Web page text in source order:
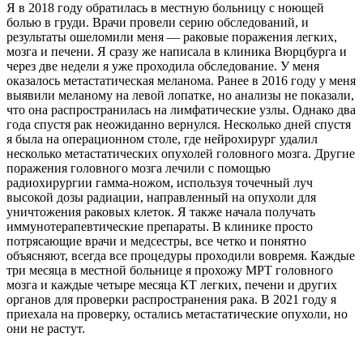
Я в 2018 году обратилась в местную больницу с ноющей
болью в груди. Врачи провели серию обследований, и
результаты ошеломили меня — раковые поражения легких,
мозга и печени. Я сразу же написала в клиника Вюрцбурга и
через две недели я уже проходила обследование. У меня
оказалось метастатическая меланома. Ранее в 2016 году у меня
выявили меланому на левой лопатке, но анализы не показали,
что она распространилась на лимфатические узлы. Однако два
года спустя рак неожиданно вернулся. Несколько дней спустя
я была на операционном столе, где нейрохирург удалил
несколько метастатических опухолей головного мозга. Другие
поражения головного мозга лечили с помощью
радиохирургии гамма-ножом, используя точечный луч
высокой дозы радиации, направленный на опухоли для
уничтожения раковых клеток. Я также начала получать
иммунотерапевтические препараты. В клинике просто
потрясающие врачи и медсестры, все четко и понятно
объясняют, всегда все процедуры проходили вовремя. Каждые
три месяца в местной больнице я прохожу МРТ головного
мозга и каждые четыре месяца КТ легких, печени и других
органов для проверки распространения рака. В 2021 году я
приехала на проверку, остались метастатические опухоли, но
они не растут.